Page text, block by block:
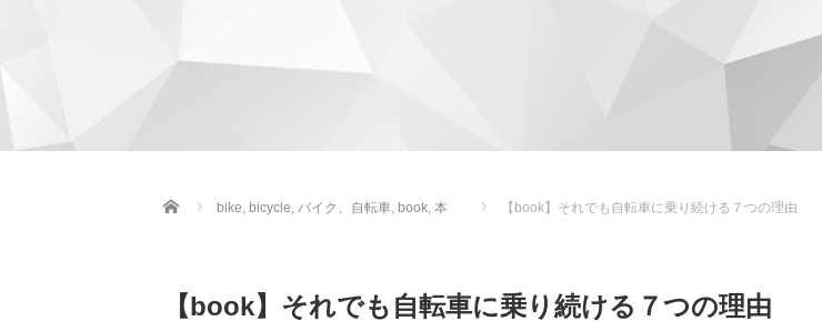
Home bike, bicycle, バイク、自転車, book, 本 【book】それでも自転車に乗り続ける７つの理由
【book】それでも自転車に乗り続ける７つの理由